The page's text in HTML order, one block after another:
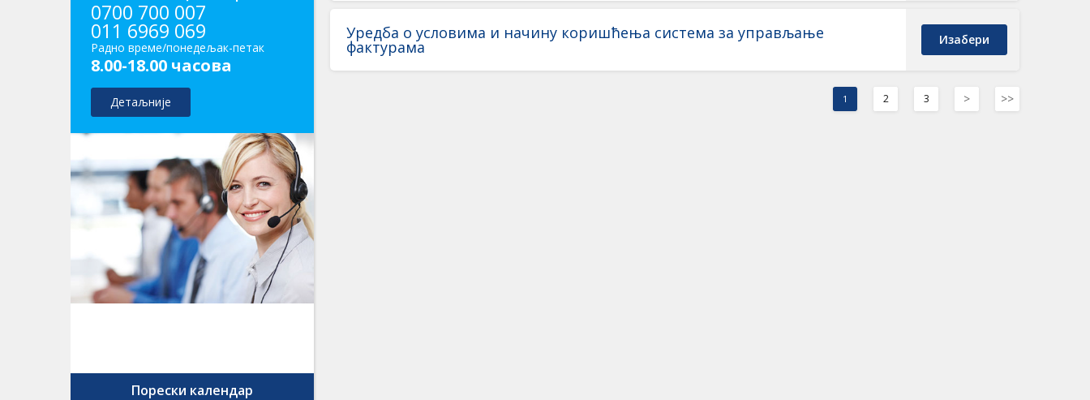
0700 700 007
011 6969 069
Радно време/понедељак-петак
8.00-18.00 часова
Детаљније
Порески календар
Уредба о условима и начину коришћења система за управљање
фактурама Изабери
1 2 3 > >>